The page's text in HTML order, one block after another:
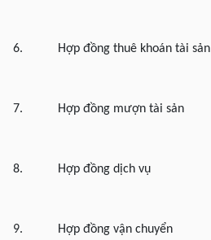
6. Hợp đồng thuê khoán tài sản
7. Hợp đồng mượn tài sản
8. Hợp đồng dịch vụ
9. Hợp đồng vận chuyển